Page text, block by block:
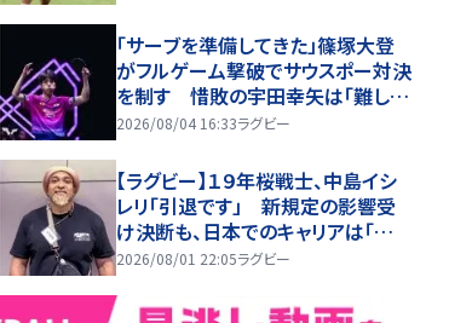
「サーブを準備してきた」篠塚大登
がフルゲーム撃破でサウスポー対決
を制す 惜敗の宇田幸矢は「難しい
試合」【WTTチャンピオンズ横浜202
2026/08/04 16:33ラグビー
【ラグビー】１９年桜戦士、中島イシ
レリ「引退です」 新規定の影響受
け決断も、日本でのキャリアは「楽し
かった。いい思い出」
2026/08/01 22:05ラグビー